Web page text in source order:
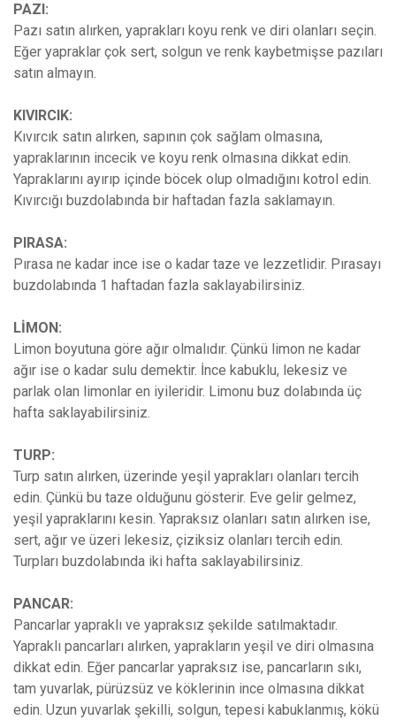
PAZI:
Pazı satın alırken, yaprakları koyu renk ve diri olanları seçin.
Eğer yapraklar çok sert, solgun ve renk kaybetmişse pazıları
satın almayın.
KIVIRCIK:
Kıvırcık satın alırken, sapının çok sağlam olmasına,
yapraklarının incecik ve koyu renk olmasına dikkat edin.
Yapraklarını ayırıp içinde böcek olup olmadığını kotrol edin.
Kıvırcığı buzdolabında bir haftadan fazla saklamayın.
PIRASA:
Pırasa ne kadar ince ise o kadar taze ve lezzetlidir. Pırasayı
buzdolabında 1 haftadan fazla saklayabilirsiniz.
LİMON:
Limon boyutuna göre ağır olmalıdır. Çünkü limon ne kadar
ağır ise o kadar sulu demektir. İnce kabuklu, lekesiz ve
parlak olan limonlar en iyileridir. Limonu buz dolabında üç
hafta saklayabilirsiniz.
TURP:
Turp satın alırken, üzerinde yeşil yaprakları olanları tercih
edin. Çünkü bu taze olduğunu gösterir. Eve gelir gelmez,
yeşil yapraklarını kesin. Yapraksız olanları satın alırken ise,
sert, ağır ve üzeri lekesiz, çiziksiz olanları tercih edin.
Turpları buzdolabında iki hafta saklayabilirsiniz.
PANCAR:
Pancarlar yapraklı ve yapraksız şekilde satılmaktadır.
Yapraklı pancarları alırken, yaprakların yeşil ve diri olmasına
dikkat edin. Eğer pancarlar yapraksız ise, pancarların sıkı,
tam yuvarlak, pürüzsüz ve köklerinin ince olmasına dikkat
edin. Uzun yuvarlak şekilli, solgun, tepesi kabuklanmış, kökü